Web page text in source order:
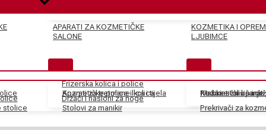
Frizerska kolica i police
Držači i nasloni za noge
stolice
Kozmetičke police i kolica
Stolovi za manikir
Pedikir stolice i
Prekrivači za
APARATI ZA KOZMETIČKE
SALONE
Aparati za tretmane lica i tijela Kozmetički
KOZMETIKA I
LJUBIMCE
Makaze za šišanje